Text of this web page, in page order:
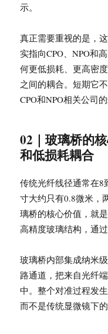
示。
真正需要重视的是，
实指向CPO、NPO和
何更低损耗、更高密
之间的耦合。短期它
CPO和NPO相关公司的
02｜玻璃桥的
和低损耗耦合
传统光纤线径通常在8
寸大约只有0.8微米，
璃桥的核心价值，就
高精度玻璃结构，通
玻璃桥内部集成纳米
路通道，把来自光纤
中。整个对准过程发
而不是传统显微镜下的